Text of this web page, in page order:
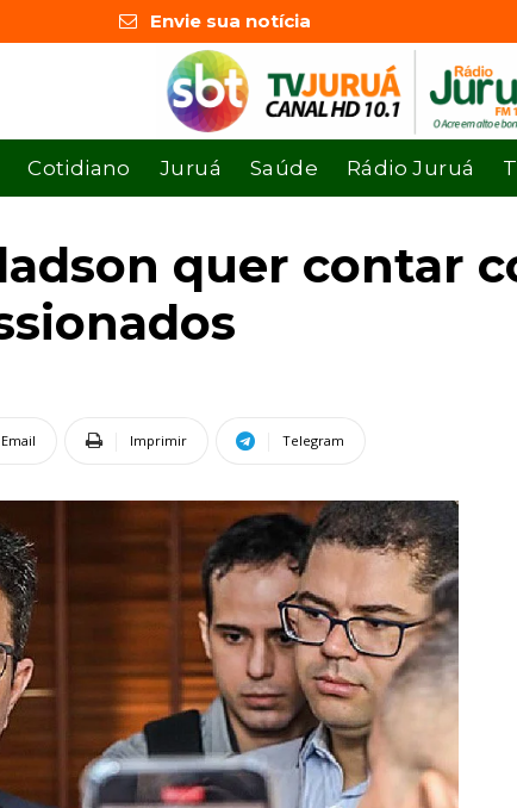
Envie sua notícia
Cotidiano Juruá Saúde Rádio Juruá
quer contar
Email Imprimir Telegram